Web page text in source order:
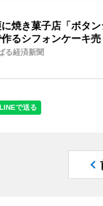
焼き菓子店「ボタ
るシフォンケーキ売
る経済新聞